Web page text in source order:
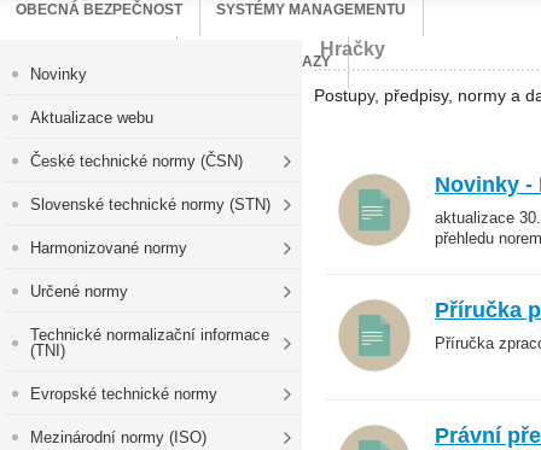
OBECNÁ BEZPEČNOST SYSTÉMY MANAGEMENTU
UŽITEČNÉ ODKAZY
Novinky
Aktualizace webu
České technické normy (ČSN)
Slovenské technické normy (STN)
Harmonizované normy
Určené normy
Technické normalizační informace
(TNI)
Evropské technické normy
Mezinárodní normy (ISO)
Hračky
Postupy, předpisy, normy a
Novinky -
aktualizace
přehledu
Příručka
Příručka
Právní